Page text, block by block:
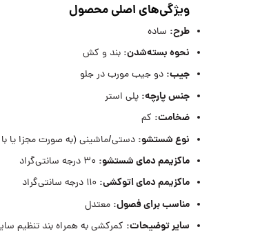
ویژگی‌های اصلی محصول
طرح: ساده
نحوه بسته‌شدن: بند و کش
جیب: دو جیب مورب در جلو
جنس پارچه: پلی استر
ضخامت: کم
نوع شستشو: دستی/ماشینی (به صورت مجزا یا
ماکزیمم دمای شستشو:
ماکزیمم دمای اتوکشی:
مناسب برای فصول: معتدل
سایر توضیحات: کمرکشی به همراه بند تنظیم